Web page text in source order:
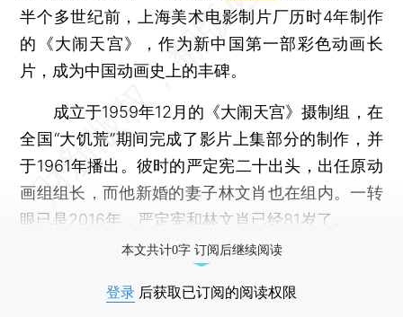
半个多世纪前，上海美术电影制片厂历时4年制作
的《大闹天宫》，作为新中国第一部彩色动画长
片，成为中国动画史上的丰碑。
成立于1959年12月的《大闹天宫》摄制组，在
全国“大饥荒”期间完成了影片上集部分的制作，并
于1961年播出。彼时的严定宪二十出头，出任原动
画组组长，而他新婚的妻子林文肖也在组内。一转
眼已是2016年，严定宪和林文肖已经81岁了。
本文共计0字 订阅后继续阅读
登录 后获取已订阅的阅读权限